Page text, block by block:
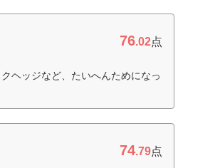
76.02点
ヘッジなど、たいへんためになっ
74.79点